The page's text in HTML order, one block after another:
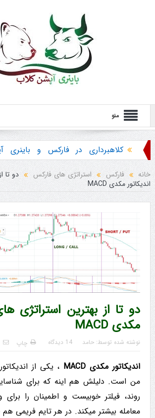
منو
کلاهبرداری در فارکس و باینری
تشخیص دهیم ؟
هشدار در مورد خرید استراتژی
باینری آپشن
خانه فارکس استراتژی های فارکس
دو تا
اندیکاتور مکدی MACD
دو تا از بهترین استراتژی
مکدی MACD
نوشته شده توسط: حامد 14 دیدگاه چاپ
اندیکاتور مکدی MACD
، یکی از
من است. دلیلش هم اینه که برای
روند، فیلتر خوبیست و اطمینان را
معامله بیشتر میکند. در هر تایم فریمی